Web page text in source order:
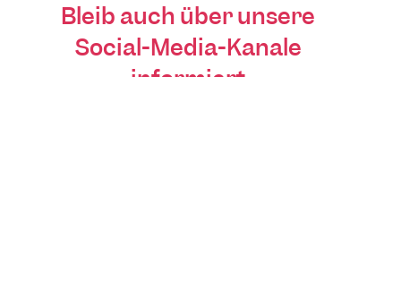
Bleib auch über unsere
Social-Media-Kanäle
informiert